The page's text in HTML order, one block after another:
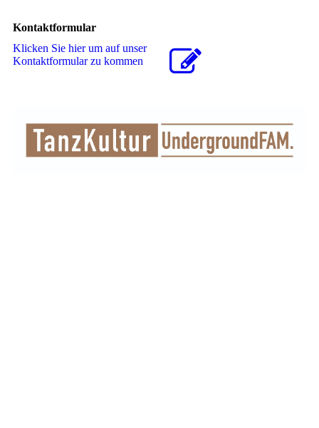
Kontaktformular
Klicken Sie hier um auf unser
Kon­takt­for­mu­lar zu kommen